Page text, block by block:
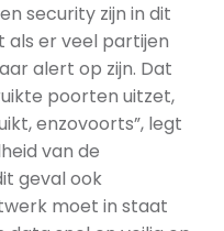
security zijn in dit
als er veel partijen
alert op zijn. Dat
poorten uitzet,
enzovoorts”, legt
van de
geval ook
moet in staat